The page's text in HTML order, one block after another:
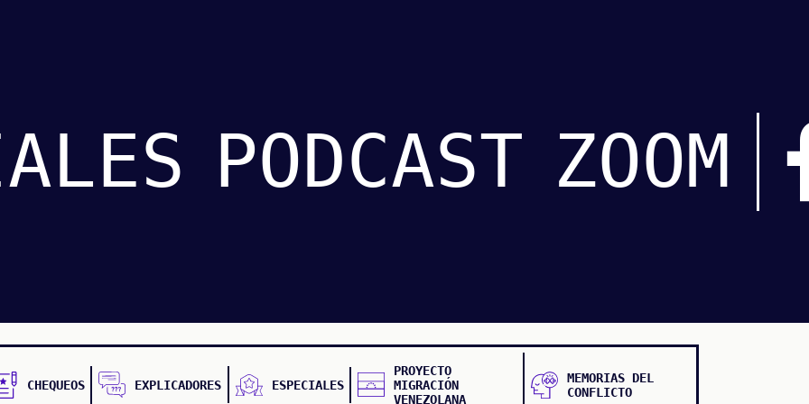
PODCAST ZOOM
CHEQUEOS EXPLICADORES ESPECIALES
PROYECTO
MIGRACIÓN
VENEZOLANA
MEMORIAS DEL
CONFLICTO